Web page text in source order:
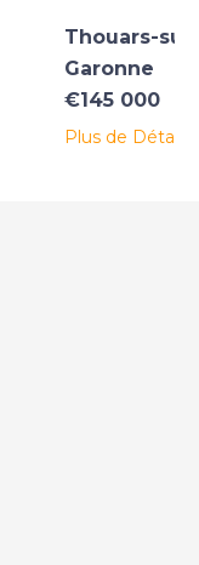
Thouars-
Garonne
€145 000
Plus de Détails